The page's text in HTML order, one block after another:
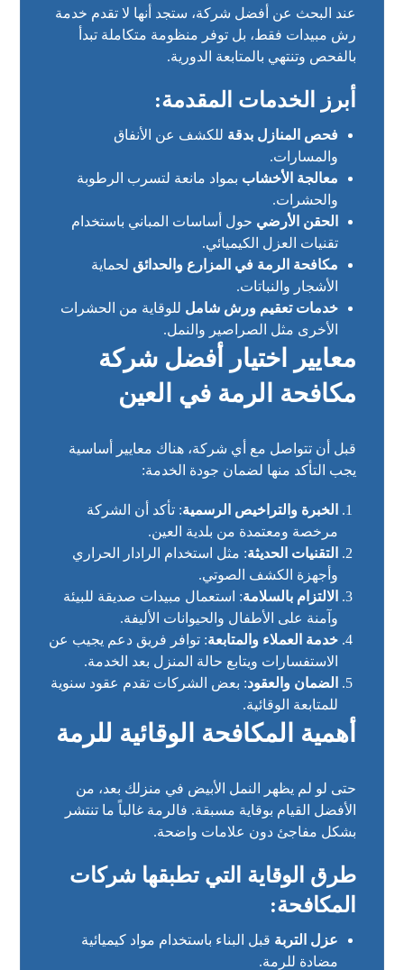
عند البحث عن أفضل شركة، ستجد أنها لا تقدم خدمة
رش مبيدات فقط، بل توفر منظومة متكاملة تبدأ
بالفحص وتنتهي بالمتابعة الدورية.
أبرز الخدمات المقدمة:
فحص المنازل بدقة للكشف عن الأنفاق
والمسارات.
معالجة الأخشاب بمواد مانعة لتسرب الرطوبة
والحشرات.
الحقن الأرضي حول أساسات المباني باستخدام
تقنيات العزل الكيميائي.
مكافحة الرمة في المزارع والحدائق لحماية
الأشجار والنباتات.
خدمات تعقيم ورش شامل للوقاية من الحشرات
الأخرى مثل الصراصير والنمل.
معايير اختيار أفضل شركة
مكافحة الرمة في العين
قبل أن تتواصل مع أي شركة، هناك معايير أساسية
يجب التأكد منها لضمان جودة الخدمة:
الخبرة والتراخيص الرسمية: تأكد أن الشركة
مرخصة ومعتمدة من بلدية العين.
التقنيات الحديثة: مثل استخدام الرادار الحراري
وأجهزة الكشف الصوتي.
الالتزام بالسلامة: استعمال مبيدات صديقة للبيئة
وآمنة على الأطفال والحيوانات الأليفة.
خدمة العملاء والمتابعة: توافر فريق دعم يجيب عن
الاستفسارات ويتابع حالة المنزل بعد الخدمة.
الضمان والعقود: بعض الشركات تقدم عقود سنوية
للمتابعة الوقائية.
أهمية المكافحة الوقائية للرمة
حتى لو لم يظهر النمل الأبيض في منزلك بعد، من
الأفضل القيام بوقاية مسبقة. فالرمة غالباً ما تنتشر
بشكل مفاجئ دون علامات واضحة.
طرق الوقاية التي تطبقها شركات
المكافحة:
عزل التربة قبل البناء باستخدام مواد كيميائية
مضادة للرمة.